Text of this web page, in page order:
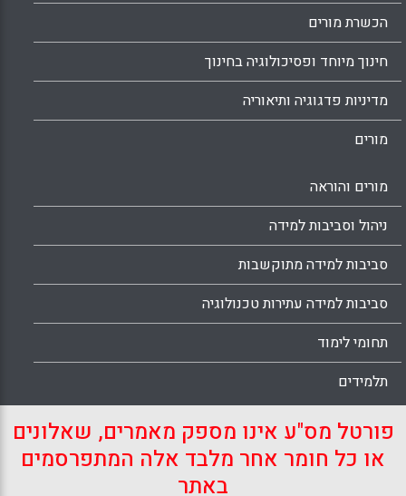
הכשרת מורים
חינוך מיוחד ופסיכולוגיה בחינוך
מדיניות פדגוגיה ותיאוריה
מורים
מורים והוראה
ניהול וסביבות למידה
סביבות למידה מתוקשבות
סביבות למידה עתירות טכנולוגיה
תחומי לימוד
תלמידים
פורטל מס"ע אינו מספק מאמרים, שאלונים
או כל חומר אחר מלבד אלה המתפרסמים
באתר